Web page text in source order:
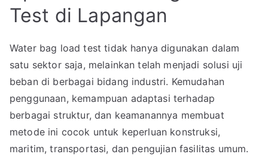
Test di Lapangan
Water bag load test tidak hanya digunakan dalam
satu sektor saja, melainkan telah menjadi solusi uji
beban di berbagai bidang industri. Kemudahan
penggunaan, kemampuan adaptasi terhadap
berbagai struktur, dan keamanannya membuat
metode ini cocok untuk keperluan konstruksi,
maritim, transportasi, dan pengujian fasilitas umum.